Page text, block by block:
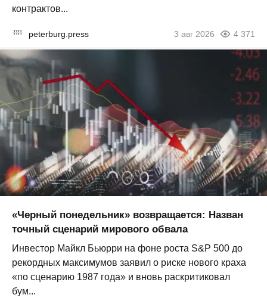
контрактов...
peterburg.press 3 авг 2026 4 371
«Черный понедельник» возвращается: Назван
точный сценарий мирового обвала
Инвестор Майкл Бьюрри на фоне роста S&P 500 до
рекордных максимумов заявил о риске нового краха
«по сценарию 1987 года» и вновь раскритиковал
бум...